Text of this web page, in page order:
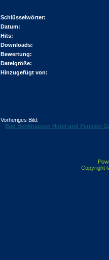
Schlüsselwörter:
Datum:
Hits:
Downloads:
Bewertung:
Dateigröße:
Hinzugefügt von:
Vorheriges Bild:
Bad Henkhausen Hotel und Pension
Copyright